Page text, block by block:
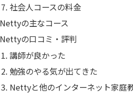
社会人コースの料金
Nettyの主なコース
Nettyの口コミ・評判
講師が良かった
勉強のやる気が出てきた
Nettyと他のインターネット家庭